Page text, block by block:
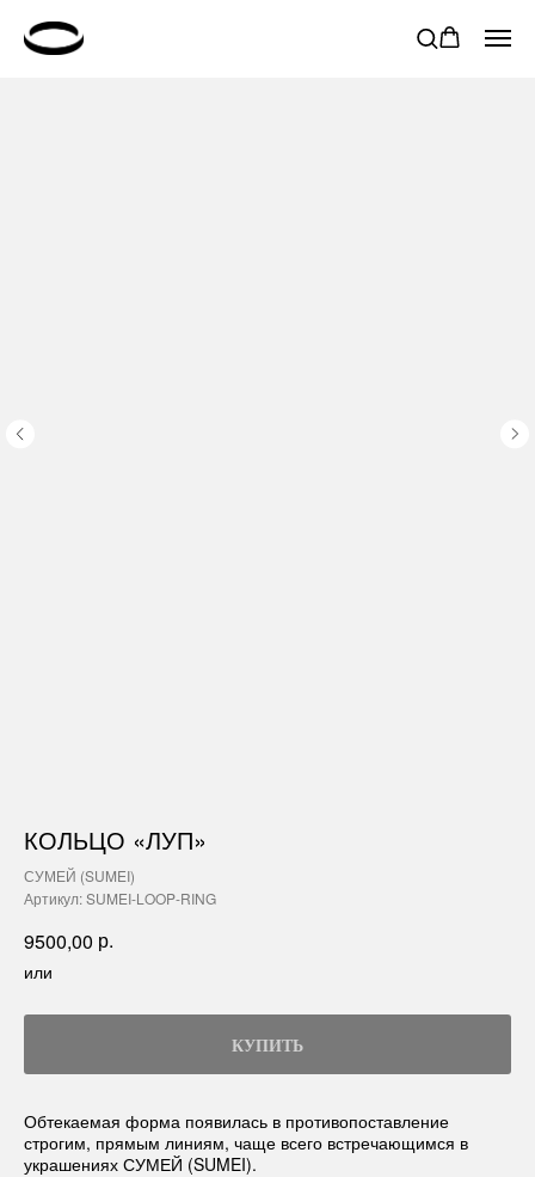
КОЛЬЦО «ЛУП»
СУМЕЙ (SUMEI)
Артикул:SUMEI-LOOP-RING
9500,00 р.
или
КУПИТЬ
Обтекаемая форма появилась в противопоставление
строгим, прямым линиям, чаще всего встречающимся в
украшениях СУМЕЙ (SUMEI).